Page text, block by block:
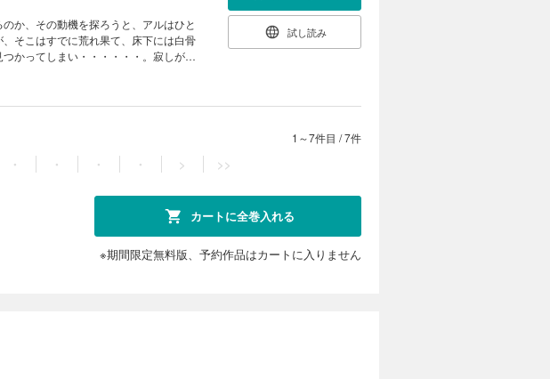
か、その動機を探ろうと、アルはひと
そこはすでに荒れ果て、床下には白骨
かってしまい・・・・・・。寂しがり
試し読み
1～7件目 /7件
・ ・ ・ ・ > >>
カートに全巻入れる
※期間限定無料版、予約作品はカートに入りません